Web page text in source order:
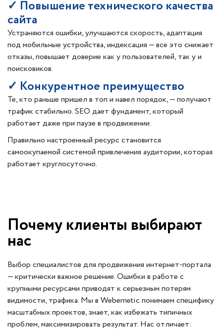
✓ Повышение технического качества
сайта
Устраняются ошибки, улучшаются скорость, адаптация
под мобильные устройства, индексация — все это снижает
отказы, повышает доверие как у пользователей, так у и
поисковиков.
✓ Конкурентное преимущество
Те, кто раньше пришел в топ и навел порядок, — получают
трафик стабильно. SEO дает фундамент, который
работает даже при паузе в продвижении.
Правильно настроенный ресурс становится
самоокупаемой системой привлечения аудитории, которая
работает круглосуточно.
Почему клиенты выбирают
нас
Выбор специалистов для продвижения интернет-портала
— критически важное решение. Ошибки в работе с
крупными ресурсами приводят к серьезным потерям
видимости, трафика. Мы в Webernetic понимаем специфику
масштабных проектов, знает, как избежать типичных
проблем, максимизировать результат. Нас отличает: